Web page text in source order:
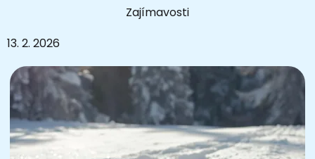
Zajímavosti
13. 2. 2026